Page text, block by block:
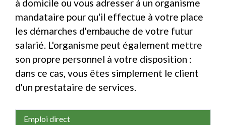
à domicile ou vous adresser à un organisme
mandataire pour qu'il effectue à votre place
les démarches d'embauche de votre futur
salarié. L'organisme peut également mettre
son propre personnel à votre disposition :
dans ce cas, vous êtes simplement le client
d'un prestataire de services.
Emploi direct